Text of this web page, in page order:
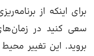
برای اینکه از
سعی کنید در
بروید. این تغییر